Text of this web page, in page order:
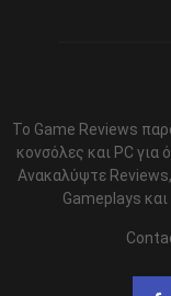
Το Game Reviews
κονσόλες και PC
Ανακαλύψτε
Gameplays